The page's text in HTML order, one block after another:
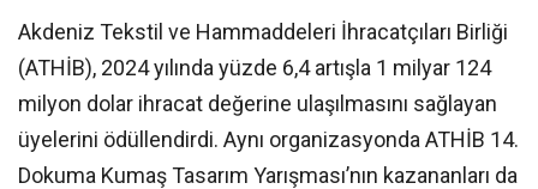
Akdeniz Tekstil ve Hammaddeleri İhracatçıları Birliği
(ATHİB), 2024 yılında yüzde 6,4 artışla 1 milyar 124
milyon dolar ihracat değerine ulaşılmasını sağlayan
üyelerini ödüllendirdi. Aynı organizasyonda ATHİB 14.
Dokuma Kumaş Tasarım Yarışması’nın kazananları da